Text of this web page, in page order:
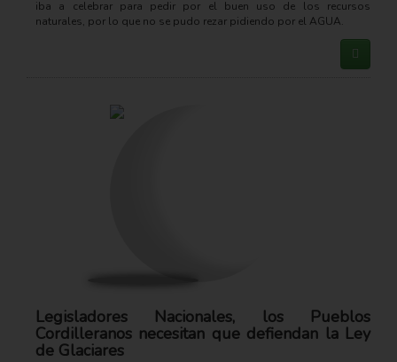
iba a celebrar para pedir por el buen uso de los recursos
naturales, por lo que no se pudo rezar pidiendo por el AGUA.
Legisladores Nacionales, los Pueblos
Cordilleranos necesitan que defiendan la Ley
de Glaciares